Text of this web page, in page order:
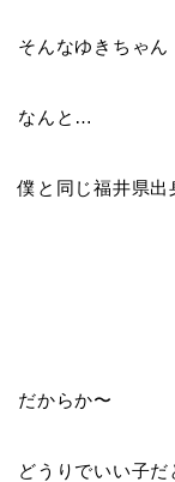
そんなゆきちゃん
なんと…
僕と同じ福井県出
だからか〜
どうりでいい子だ